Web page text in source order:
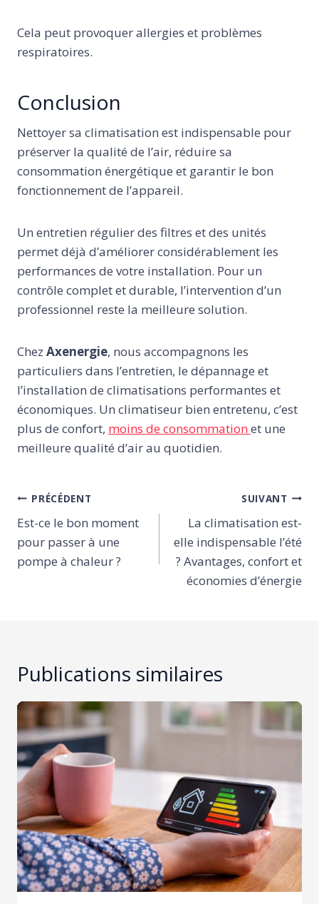
Cela peut provoquer allergies et problèmes
respiratoires.
Conclusion
Nettoyer sa climatisation est indispensable pour
préserver la qualité de l’air, réduire sa
consommation énergétique et garantir le bon
fonctionnement de l’appareil.
Un entretien régulier des filtres et des unités
permet déjà d’améliorer considérablement les
performances de votre installation. Pour un
contrôle complet et durable, l’intervention d’un
professionnel reste la meilleure solution.
Chez Axenergie, nous accompagnons les
particuliers dans l’entretien, le dépannage et
l’installation de climatisations performantes et
économiques. Un climatiseur bien entretenu, c’est
plus de confort, moins de consommationet une
meilleure qualité d’air au quotidien.
Navigation
de
l’article
PRÉCÉDENT
Est-ce le bon moment
pour passer à une
pompe à chaleur ?
SUIVANT
La climatisation est-
elle indispensable l’été
? Avantages, confort et
économies d’énergie
Publications similaires